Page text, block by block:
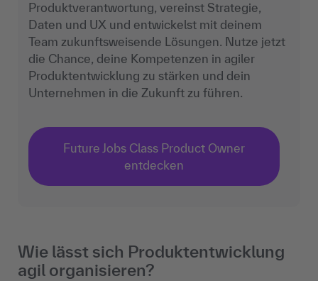
Produktverantwortung, vereinst Strategie,
Daten und UX und entwickelst mit deinem
Team zukunftsweisende Lösungen. Nutze jetzt
die Chance, deine Kompetenzen in agiler
Produktentwicklung zu stärken und dein
Unternehmen in die Zukunft zu führen.
Future Jobs Class Product Owner
entdecken
Wie lässt sich Produktentwicklung
agil organisieren?